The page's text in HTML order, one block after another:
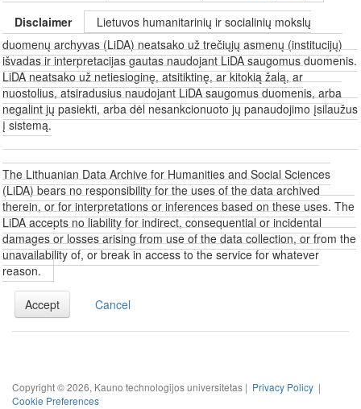
Disclaimer
Lietuvos humanitarinių ir socialinių mokslų
duomenų archyvas (LiDA) neatsako už trečiųjų asmenų (institucijų)
išvadas ir interpretacijas gautas naudojant LiDA saugomus duomenis.
LiDA neatsako už netiesioginę, atsitiktinę, ar kitokią žalą, ar
nuostolius, atsiradusius naudojant LiDA saugomus duomenis, arba
negalint jų pasiekti, arba dėl nesankcionuoto jų panaudojimo įsilaužus
į sistemą.
The Lithuanian Data Archive for Humanities and Social Sciences
(LiDA) bears no responsibility for the uses of the data archived
therein, or for interpretations or inferences based on these uses. The
LiDA accepts no liability for indirect, consequential or incidental
damages or losses arising from use of the data collection, or from the
unavailability of, or break in access to the service for whatever
reason.
Accept Cancel
Copyright © 2026, Kauno technologijos universitetas | Privacy Policy |
Cookie Preferences